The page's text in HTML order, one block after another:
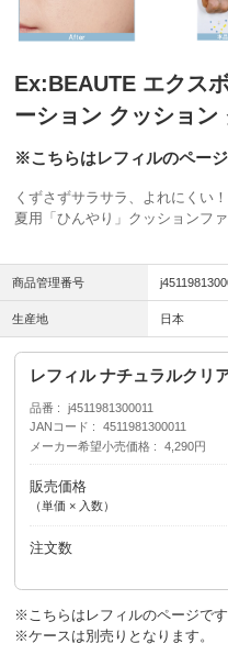
Ex:BEAUTE エクス
ーション クッション
※こちらはレフィルのページ
くずさずサラサラ、よれにくい！
夏用「ひんやり」クッションフ
商品管理番号
生産地 日本
レフィル ナチュラルクリ
品番
j4511981300011
JANコード
4511981300011
メーカー希望小売価格
4,290円
販売価格
（単価 × 入数）
注文数
※こちらはレフィルのページです
※ケースは別売りとなります。